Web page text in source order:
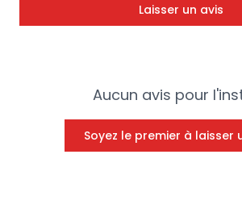
Aucun avis pour
Soyez le premier à laisser
Laisser un avis